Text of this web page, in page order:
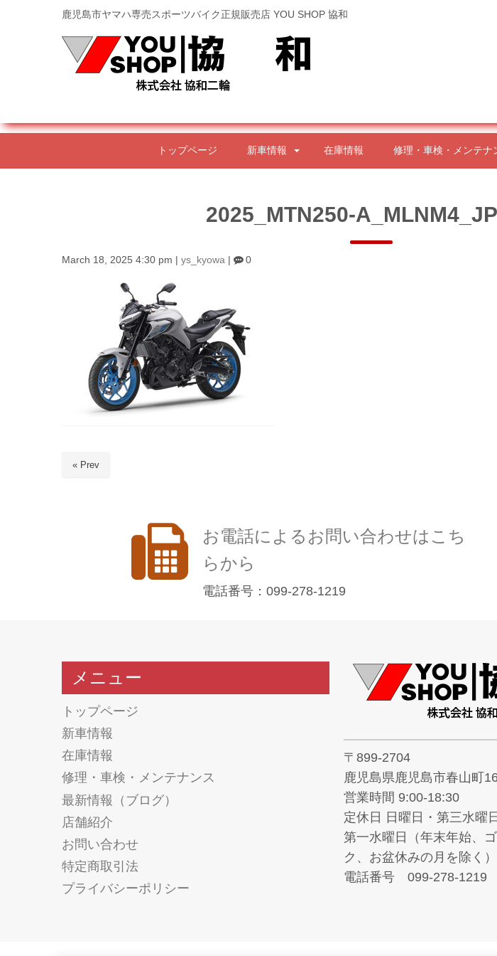
鹿児島市ヤマハ専売スポーツバイク正規販売店 YOU SHOP 協和
トップページ 新車情報 在庫情報 修理・車検・メンテナ
2025_MTN250-
March 18, 2025 4:30 pm ys_kyowa 0
« Prev
お電話によるお問い合わせはこち
らから
電話番号：099-278-1219
メニュー
トップページ
新車情報
在庫情報
修理・車検・メンテナンス
最新情報（ブログ）
店舗紹介
お問い合わせ
特定商取引法
プライバシーポリシー
〒899-2704
鹿児島県鹿児島市春山町
営業時間 9:00-18:30
定休日 日曜日・第三水曜日
第一水曜日（年末年始、
ク、お盆休みの月を除く）
電話番号 099-278-1219